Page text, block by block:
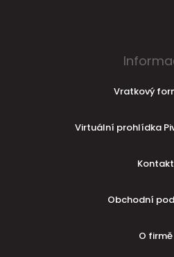
Vratkový
Virtuální prohlídka
Kontakt
Obchodní
O firmě